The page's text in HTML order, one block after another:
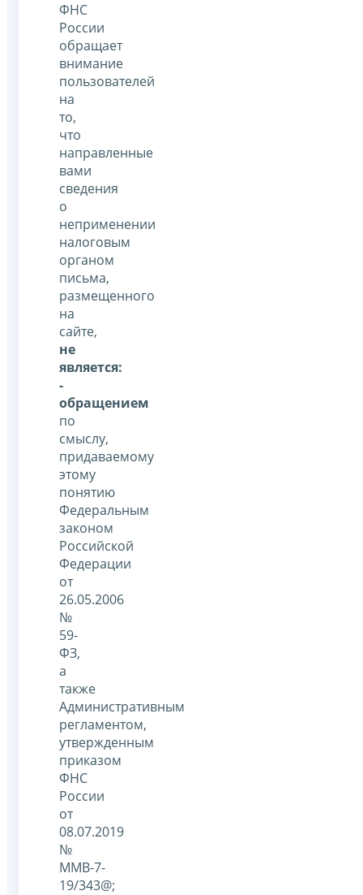
ФНС
России
обращает
внимание
пользователей
на
то,
что
направленные
вами
сведения
о
неприменении
налоговым
органом
письма,
размещенного
на
сайте,
не
является:
-
обращением
по
смыслу,
придаваемому
этому
понятию
Федеральным
законом
Российской
Федерации
от
26.05.2006
№
59-
ФЗ,
а
также
Административным
регламентом,
утвержденным
приказом
ФНС
России
от
08.07.2019
№
ММВ-7-
19/343@;